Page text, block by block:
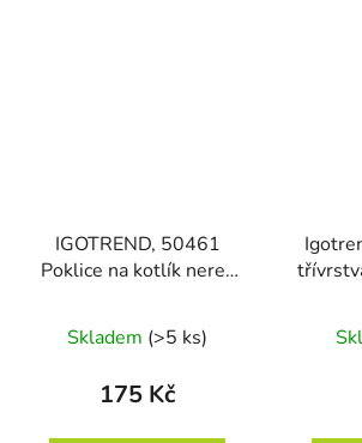
IGOTREND, 50461
Poklice na kotlík nerez
Skladem (>5 ks)
175 Kč